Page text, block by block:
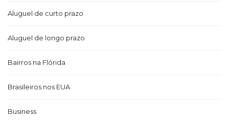
Aluguel de curto prazo
Aluguel de longo prazo
Bairros na Flórida
Brasileiros nos EUA
Business